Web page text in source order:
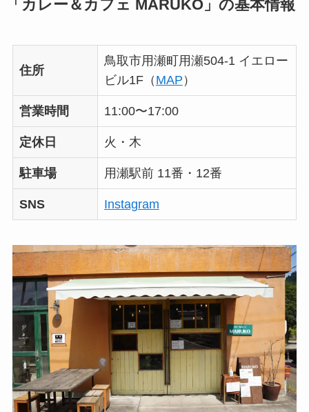
「カレー＆カフェ MARUKO」の基本情報
住所
鳥取市用瀬町用瀬504-1 イエロー
ビル1F（ MAP ）
営業時間 11:00〜17:00
定休日 火・木
駐車場 用瀬駅前 11番・12番
SNS Instagram